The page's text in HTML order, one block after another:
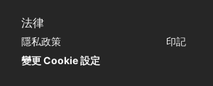
法律
隱私政策
印記
變更 Cookie 設定